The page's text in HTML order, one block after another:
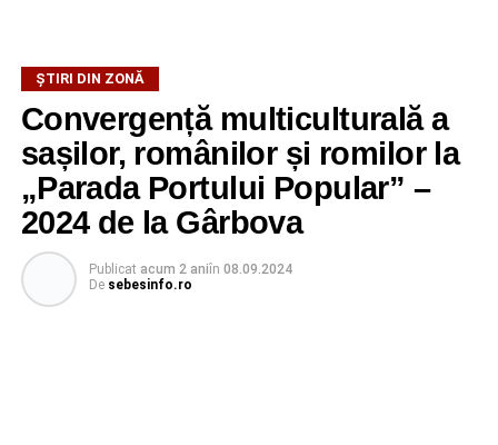
ȘTIRI DIN ZONĂ
Convergență multiculturală a
sașilor, românilor și romilor la
„Parada Portului Popular” –
2024 de la Gârbova
Publicat acum 2 aniîn 08.09.2024
De sebesinfo.ro